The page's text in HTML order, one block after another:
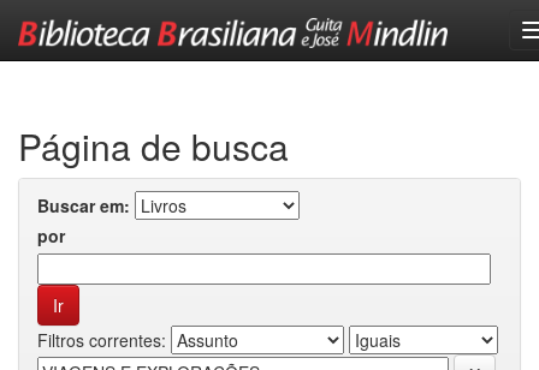
Página de busca
Buscar em:
por
Filtros correntes: